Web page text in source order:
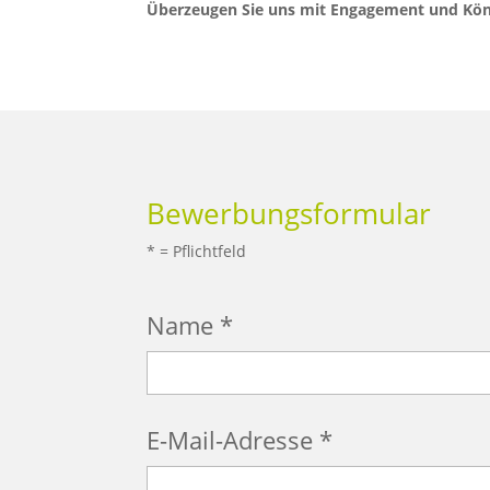
Überzeugen Sie uns mit Engagement und
Bewerbungsformular
* = Pflichtfeld
Name *
E-Mail-Adresse *